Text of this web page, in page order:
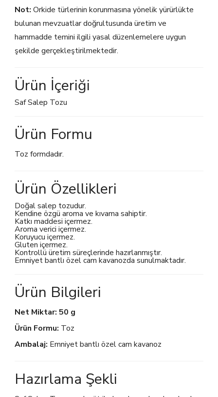
Not: Orkide türlerinin korunmasına yönelik yürürlükte
bulunan mevzuatlar doğrultusunda üretim ve
hammadde temini ilgili yasal düzenlemelere uygun
şekilde gerçekleştirilmektedir.
Ürün İçeriği
Saf Salep Tozu
Ürün Formu
Toz formdadır.
Ürün Özellikleri
Doğal salep tozudur.
Kendine özgü aroma ve kıvama sahiptir.
Katkı maddesi içermez.
Aroma verici içermez.
Koruyucu içermez.
Gluten içermez.
Kontrollü üretim süreçlerinde hazırlanmıştır.
Emniyet bantlı özel cam kavanozda sunulmaktadır.
Ürün Bilgileri
Net Miktar: 50 g
Ürün Formu: Toz
Ambalaj: Emniyet bantlı özel cam kavanoz
Hazırlama Şekli